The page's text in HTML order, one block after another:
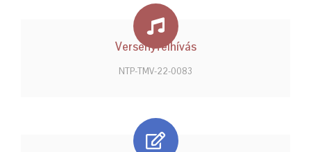
Versenyfelhívás
NTP-TMV-22-0083